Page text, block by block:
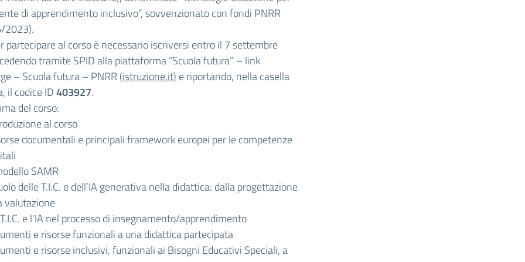
di apprendimento inclusivo”, sovvenzionato con fondi PNRR
2023).
partecipare al corso è necessario iscriversi entro il 7 settembre
tramite SPID alla piattaforma “Scuola futura” – link
– Scuola futura – PNRR (istruzione.it) e riportando, nella casella
il codice ID403927.
del corso:
al corso
documentali e principali framework europei per le competenze
SAMR
delle T.I.C. e dell’IA generativa nella didattica: dalla progettazione
valutazione
e l’IA nel processo di insegnamento/apprendimento
e risorse funzionali a una didattica partecipata
e risorse inclusivi, funzionali ai Bisogni Educativi Speciali, a